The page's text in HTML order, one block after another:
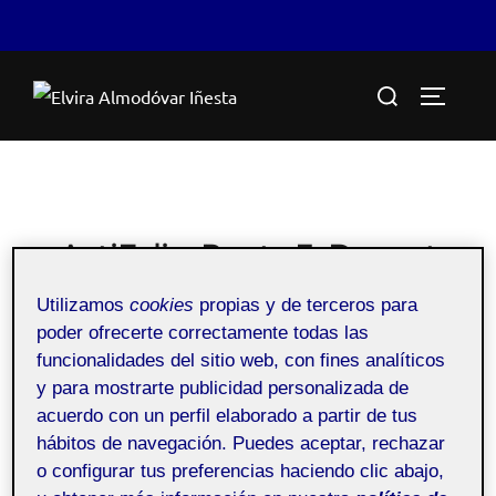
Buscar:
ActiFolio:Repte 3: Donant
sentit a les imatges
Repte 3: Donant sentit a les imatges
Utilizamoscookies propias y de terceros para
poder ofrecerte correctamente todas las
funcionalidades del sitio web, con fines analíticos
y para mostrarte publicidad personalizada de
acuerdo con un perfil elaborado a partir de tus
hábitos de navegación. Puedes aceptar, rechazar
o configurar tus preferencias haciendo clic abajo,